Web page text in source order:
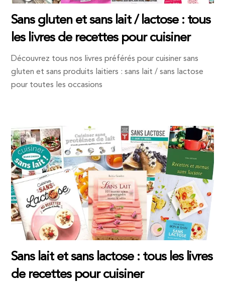
Sans gluten et sans lait / lactose : tous
les livres de recettes pour cuisiner
Découvrez tous nos livres préférés pour cuisiner sans
gluten et sans produits laitiers : sans lait / sans lactose
pour toutes les occasions
Sans lait et sans lactose : tous les livres
de recettes pour cuisiner